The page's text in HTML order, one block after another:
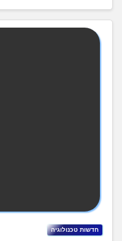
חדשות טכנולוגיה